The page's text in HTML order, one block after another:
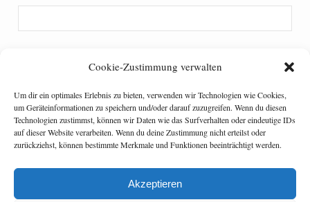
Cookie-Zustimmung verwalten
Um dir ein optimales Erlebnis zu bieten, verwenden wir Technologien wie Cookies,
um Geräteinformationen zu speichern und/oder darauf zuzugreifen. Wenn du diesen
Technologien zustimmst, können wir Daten wie das Surfverhalten oder eindeutige IDs
auf dieser Website verarbeiten. Wenn du deine Zustimmung nicht erteilst oder
zurückziehst, können bestimmte Merkmale und Funktionen beeinträchtigt werden.
Akzeptieren
Meinen Namen, meine E-Mail-Adresse und meine
Website in diesem Browser für die nächste